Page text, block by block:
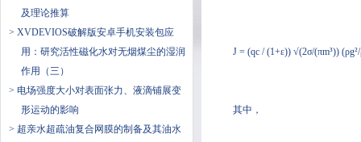
及理论推算
> XVDEVIOS破解版安卓手机安装包应
用：研究活性磁化水对无烟煤尘的湿润
作用（三）
> 电场强度大小对表面张力、液滴铺展变
形运动的影响
> 超亲水超疏油复合网膜的制备及其油水
J = (qc / (1+ε)) √(2σ/(πm³))
其中，